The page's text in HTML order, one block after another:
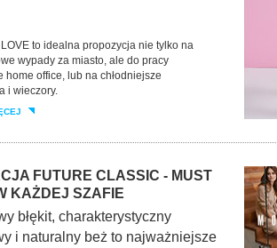
LOVE to idealna propozycja nie tylko na
wypady za miasto, ale do pracy
home office, lub na chłodniejsze
i wieczory.
FUTURE CLASSIC - MUST
KAŻDEJ SZAFIE
błękit, charakterystyczny
i naturalny beż to najważniejsze